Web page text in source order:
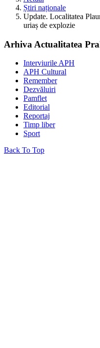
Știri naționale
Update. Localitatea
uriaș de explozie
Arhiva Actualitatea
Interviurile APH
APH Cultural
Remember
Dezvăluiri
Pamflet
Editorial
Reportaj
Timp liber
Sport
Back To Top